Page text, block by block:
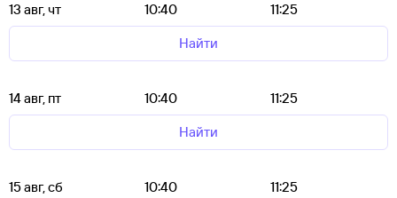
13 авг, чт 10:40
11:25
Найти
14 авг, пт 10:40
11:25
Найти
15 авг, сб 10:40
11:25